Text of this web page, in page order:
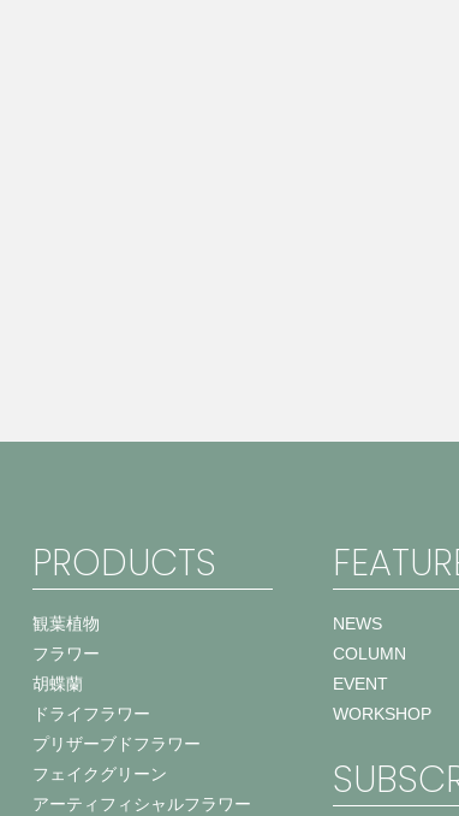
PRODUCTS
観葉植物
フラワー
胡蝶蘭
ドライフラワー
プリザーブドフラワー
フェイクグリーン
アーティフィシャルフラワー
NEWS
COLUMN
EVENT
WORKSHOP